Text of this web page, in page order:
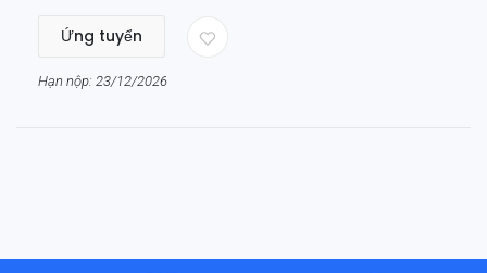
Ứng tuyển
Hạn nộp: 23/12/2026